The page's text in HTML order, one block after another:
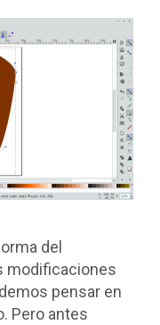
del
modificaciones
pensar en
Pero antes